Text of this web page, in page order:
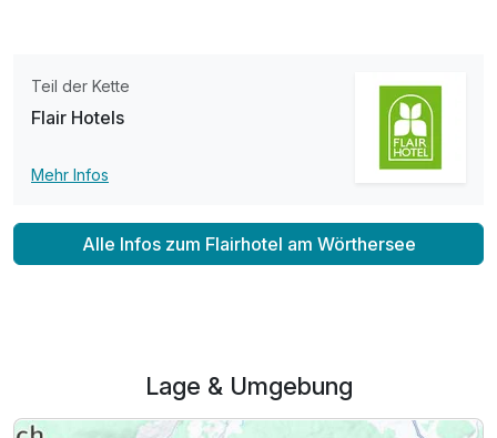
Teil der Kette
Flair Hotels
Mehr Infos
Alle Infos zum Flairhotel am Wörthersee
Lage & Umgebung